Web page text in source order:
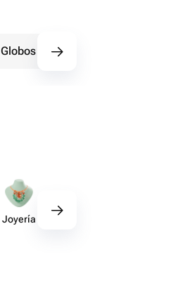
Globos con forma de número
Joyería